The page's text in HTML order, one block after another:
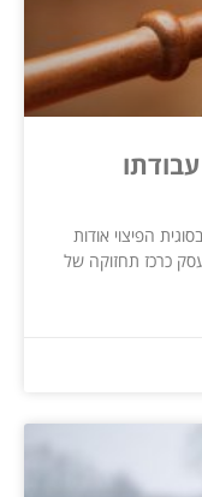
הפיצוי אודות
כרכז תחזוקה של